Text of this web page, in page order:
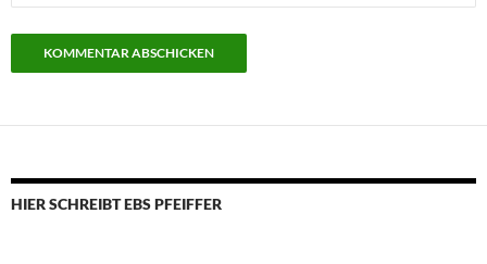
HIER SCHREIBT EBS PFEIFFER